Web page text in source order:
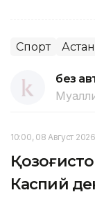
Спорт
без
10:00, 08 Август 2026
Каспий